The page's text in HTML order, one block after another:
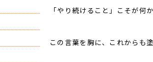
「やり続けること」こそが
この言葉を胸に、これからも